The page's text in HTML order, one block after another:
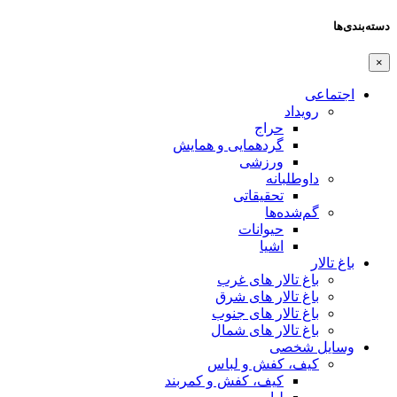
دسته‌بندی‌ها
×
اجتماعی
رویداد
حراج
گردهمایی و همایش
ورزشی
داوطلبانه
تحقیقاتی
گم‌شده‌ها
حیوانات
اشیا
باغ تالار
باغ تالار های غرب
باغ تالار های شرق
باغ تالار های جنوب
باغ تالار های شمال
وسایل شخصی
کیف، کفش و لباس
کیف، کفش و کمربند